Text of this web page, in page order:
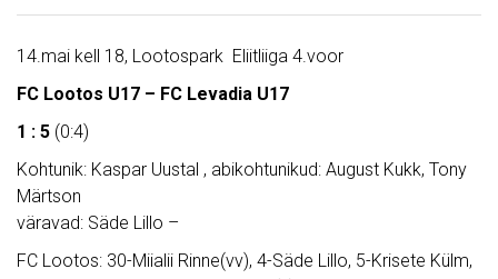
14.mai kell 18, Lootospark Eliitliiga 4.voor
FC Lootos U17 – FC Levadia U17
1 : 5 (0:4)
Kohtunik: Kaspar Uustal , abikohtunikud: August Kukk, Tony
Märtson
väravad: Säde Lillo –
FC Lootos: 30-Miialii Rinne(vv), 4-Säde Lillo, 5-Krisete Külm,